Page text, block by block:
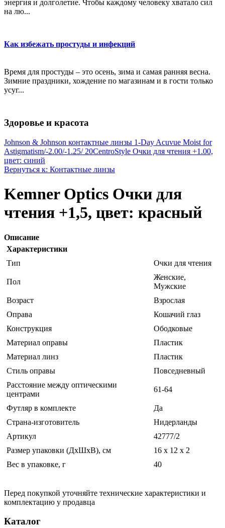
энергия и долголетие. Чтобы каждому человеку хватало сил
на лю...
Как избежать простуды и инфекций
Время для простуды – это осень, зима и самая ранняя весна.
Зимние праздники, хождение по магазинам и в гости только
усуг...
Здоровье и красота
Johnson & Johnson контактные линзы 1-Day Acuvue Moist for
Astigmatism/-2.00/-1.25/ 20CentroStyle Очки для чтения +1.00,
цвет: синий
Вернуться к: Контактные линзы
Kemner Optics Очки для
чтения +1,5, цвет: красный
Описание
Характеристики
Тип
Очки для чтения
Пол
Женские,
Мужские
Возраст
Взрослая
Оправа
Кошачий глаз
Конструкция
Ободковые
Материал оправы
Пластик
Материал линз
Пластик
Стиль оправы
Повседневный
Расстояние между оптическими
центрами
61-64
Футляр в комплекте
Да
Страна-изготовитель
Нидерланды
Артикул
42777/2
Размер упаковки (ДхШхВ), см
16 x 12 x 2
Вес в упаковке, г
40
Перед покупкой уточняйте технические характеристики и
комплектацию у продавца
Каталог